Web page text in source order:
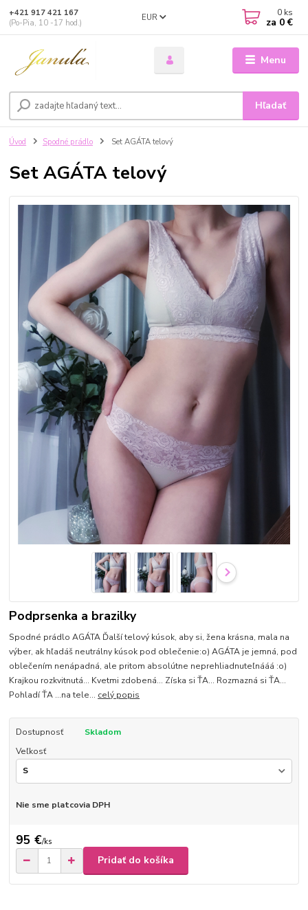
Menu
EUR
Hľadať
+421 917 421 167
(Po-Pia, 10 -17 hod.)
0 ks
za 0 €
Úvod Spodné prádlo Set AGÁTA telový
Set AGÁTA telový
Podprsenka a brazilky
Spodné prádlo AGÁTA Ďalší telový kúsok, aby si, žena krásna, mala na
výber, ak hľadáš neutrálny kúsok pod oblečenie:o) AGÁTA je jemná, pod
oblečením nenápadná, ale pritom absolútne neprehliadnuteľnááá :o)
Krajkou rozkvitnutá... Kvetmi zdobená... Získa si ŤA... Rozmazná si ŤA...
Pohladí ŤA ...na tele... celý popis
Dostupnosť
Skladom
Veľkosť
Nie sme platcovia DPH
95 €/ks
Pridať do košíka